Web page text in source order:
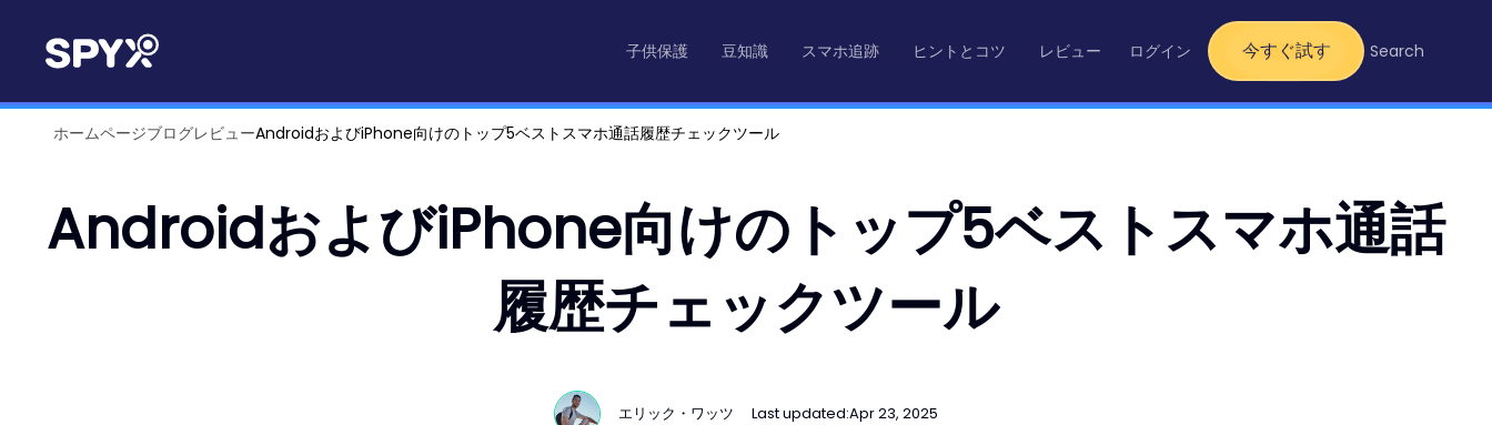
子供保護 豆知識 スマホ追跡 ヒントとコツ レビュー ログイン 今すぐ試す Search
ホームページブログレビューAndroidおよびiPhone向けのトップ5ベストスマホ通話履歴チェックツール
AndroidおよびiPhone向けのトップ5ベストスマホ通話
履歴チェックツール
エリック・ワッツ Last updated:Apr 23, 2025